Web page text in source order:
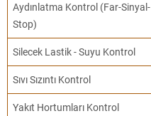
Aydınlatma Kontrol (Far-Sinyal-
Stop)
Silecek Lastik - Suyu Kontrol
Sıvı Sızıntı Kontrol
Yakıt Hortumları Kontrol